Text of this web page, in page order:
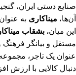
صنایع دستی ایران،
آن‌ها، میناکاری به
این میان، بشقاب
مستقل و بیانگر
عنوان یک تاجر،
دنبال کالایی با ارزش